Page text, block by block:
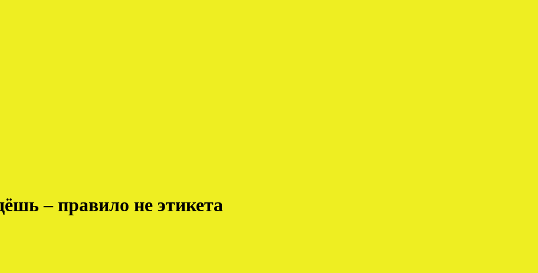
– правило не этикета